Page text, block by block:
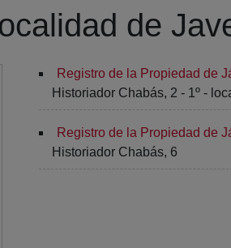
de
Registro de la Propiedad de
Historiador Chabás, 2 - 1º -
Registro de la Propiedad de
Historiador Chabás, 6